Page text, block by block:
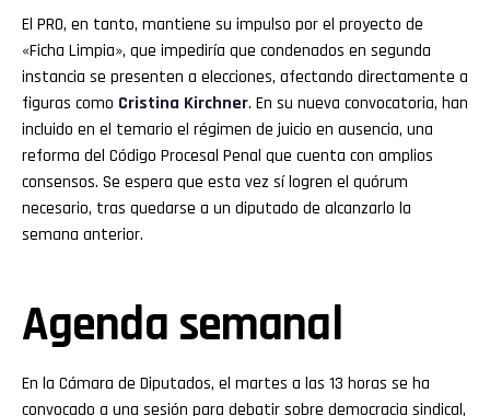
El PRO, en tanto, mantiene su impulso por el proyecto de
«Ficha Limpia», que impediría que condenados en segunda
instancia se presenten a elecciones, afectando directamente a
figuras como Cristina Kirchner. En su nueva convocatoria, han
incluido en el temario el régimen de juicio en ausencia, una
reforma del Código Procesal Penal que cuenta con amplios
consensos. Se espera que esta vez sí logren el quórum
necesario, tras quedarse a un diputado de alcanzarlo la
semana anterior.
Agenda semanal
En la Cámara de Diputados, el martes a las 13 horas se ha
convocado a una sesión para debatir sobre democracia sindical,